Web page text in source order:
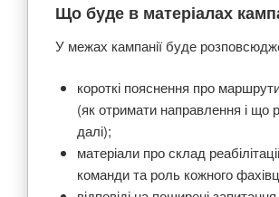
Що буде в матеріалах
У межах кампанії буде
короткі пояснення про
(як отримати направлення і що
далі);
матеріали про склад
команди та роль кожного